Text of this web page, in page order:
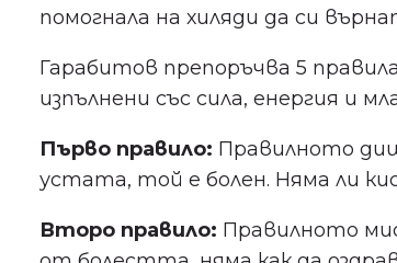
помогнала на хиляди да си
Гарабитов препоръчва 5
изпълнени със сила, енергия и
Първо правило: Правилното
устата, той е болен. Няма ли
Второ правило: Правилното